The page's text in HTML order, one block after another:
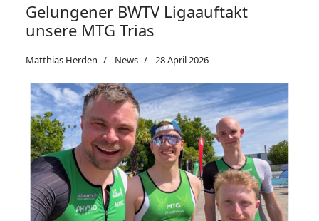
Gelungener BWTV Ligaauftakt
unsere MTG Trias
Matthias Herden News 28 April 2026